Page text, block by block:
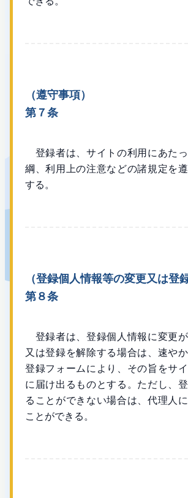
（遵守事項）
第７条
登録者は、サイトの利用にあた
綱、利用上の注意などの諸規定を
する。
（登録個人情報等の変更又は登
第８条
登録者は、登録個人情報に変更が
又は登録を解除する場合は、速や
登録フォームにより、その旨をサ
に届け出るものとする。ただし、
ることができない場合は、代理人
ことができる。